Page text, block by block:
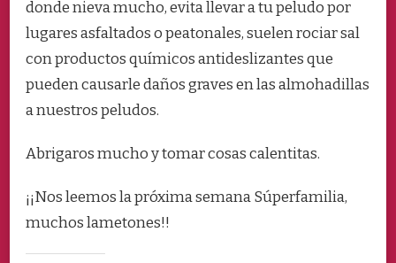
donde nieva mucho, evita llevar a tu peludo por
lugares asfaltados o peatonales, suelen rociar sal
con productos químicos antideslizantes que
pueden causarle daños graves en las almohadillas
a nuestros peludos.
Abrigaros mucho y tomar cosas calentitas.
¡¡Nos leemos la próxima semana Súperfamilia,
muchos lametones!!